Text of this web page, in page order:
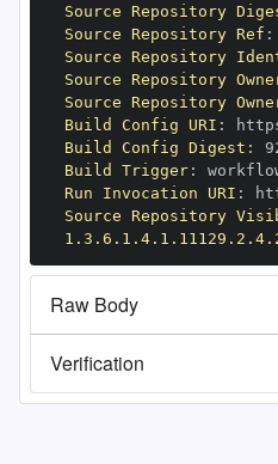
Source Repository
Source Repository Ref :
Source Repository
Source Repository
Source Repository
Build Config URI :
Build Config Digest :
Build Trigger:
Run Invocation URI :
Source Repository
Raw Body
Verification